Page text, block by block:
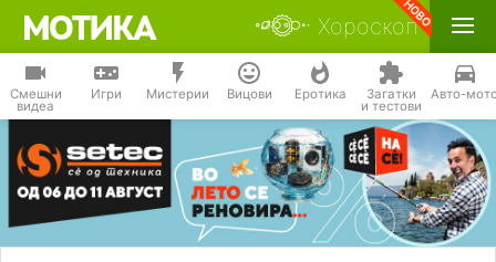
Хороскоп
Смешни
видеа
Игри Мистерии Вицови Еротика Загатки
и тестови
Авто-